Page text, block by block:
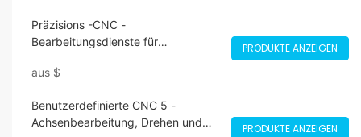
Präzisions -CNC -
Bearbeitungsdienste für
aus $
PRODUKTE ANZEIGEN
Benutzerdefinierte CNC 5 -
Achsenbearbeitung, Drehen und
PRODUKTE ANZEIGEN